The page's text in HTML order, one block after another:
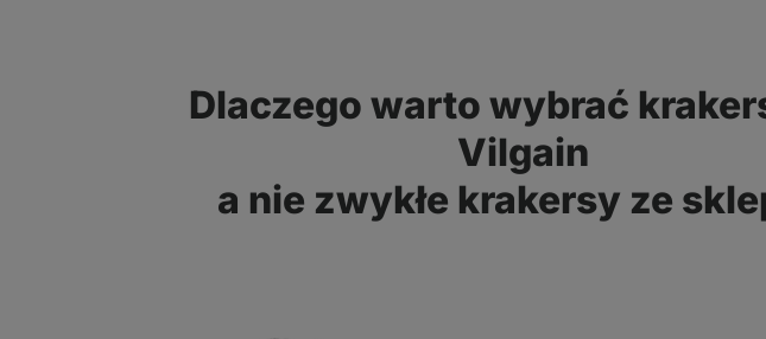
Dlaczego warto wybrać
Vilgain
a nie zwykłe krakersy ze